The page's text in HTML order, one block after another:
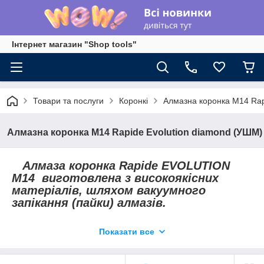
Інтернет магазин "Shop tools"
Товари та послуги Коронкі Алмазна коронка М14
Алмазна коронка М14 Rapide Evolution diamond (УШМ)
Алмаза коронка Rapide EVOLUTION
M14 виготовлена з високоякісних
матеріалів, шляхом вакуумного
запікання (пайки) алмазів.
тільки для свердління за допомогою
Показати все